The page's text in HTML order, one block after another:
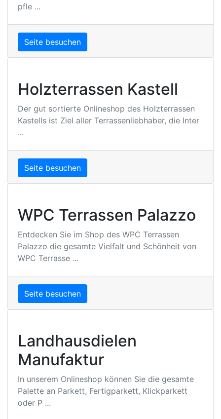
pfle ...
Seite besuchen
Holzterrassen Kastell
Der gut sortierte Onlineshop des Holzterrassen
Kastells ist Ziel aller Terrassenliebhaber, die Inter
...
Seite besuchen
WPC Terrassen Palazzo
Entdecken Sie im Shop des WPC Terrassen
Palazzo die gesamte Vielfalt und Schönheit von
WPC Terrasse ...
Seite besuchen
Landhausdielen
Manufaktur
In unserem Onlineshop können Sie die gesamte
Palette an Parkett, Fertigparkett, Klickparkett
oder P ...